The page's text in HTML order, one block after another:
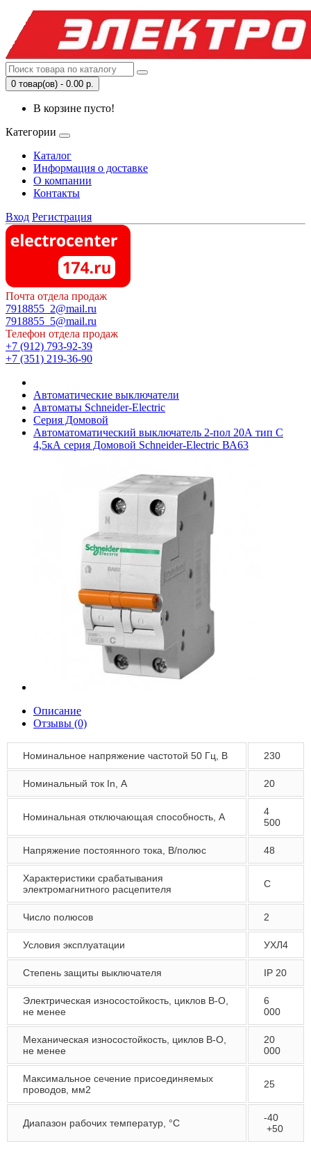
0 товар(ов) - 0.00 р.
В корзине пусто!
Категории
Каталог
Информация о доставке
О компании
Контакты
Вход Регистрация
Почта отдела продаж
7918855_2@mail.ru
7918855_5@mail.ru
Телефон отдела продаж
+7 (912) 793-92-39
+7 (351) 219-36-90
Автоматические выключатели
Автоматы Schneider-Electric
Серия Домовой
Автоматоматический выключатель 2-пол 20А тип С
4,5кА серия Домовой Schneider-Electric ВА63
Описание
Отзывы (0)
Номинальное напряжение частотой 50 Гц, В 230
Номинальный ток In, А 20
Номинальная отключающая способность, А
4
500
Напряжение постоянного тока, В/полюс 48
Характеристики срабатывания
электромагнитного расцепителя
С
Число полюсов 2
Условия эксплуатации УХЛ4
Степень защиты выключателя IP 20
Электрическая износостойкость, циклов В-О,
не менее
6
000
Механическая износостойкость, циклов В-О,
не менее
20
000
Максимальное сечение присоединяемых
проводов, мм2
25
Диапазон рабочих температур, °С
-40
+50